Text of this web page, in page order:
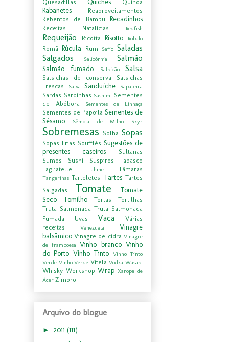
Quesadillas Quiches Quinoa
Rabanetes
Reaproveitamentos
Rebentos de Bambu
Recadinhos
Receitas Natalícias Redfish
Requeijão Ricotta Risotto Robalo
Romã Rúcula Rum Safio Saladas
Salgados
Salicórnia Salmão
Salmão fumado Salpicão Salsa
Salsichas de conserva
Salsichas
Frescas
Salva Sanduíche Sapateira
Sardas Sardinhas Sashimi Sementes
de Abóbora
Sementes de Linhaça
Sementes de Papoila Sementes de
Sésamo
Sêmola de Milho Skyr
Sobremesas Solha Sopas
Sopas Frias Soufflés Sugestões de
presentes caseiros
Sultanas
Sumos
Sushi Suspiros
Tabasco
Tagliatelle
Tahine Tâmaras
Tangerinas Tarteletes Tartes Tartes
Salgadas
Tomate
Tomate
Seco
Tomilho Tortas
Tortilhas
Truta Salmonada Truta Salmonada
Fumada
Uvas Vaca
Várias
receitas
Venezuela
Vinagre
balsâmico Vinagre de cidra Vinagre
de framboesa
Vinho branco Vinho
do Porto Vinho Tinto Vinho Tinto
Verde Vinho Verde Vitela Vodka Wasabi
Whisky Workshop Wrap Xarope de
Ácer Zimbro
Arquivo do blogue
► 2011 (111)